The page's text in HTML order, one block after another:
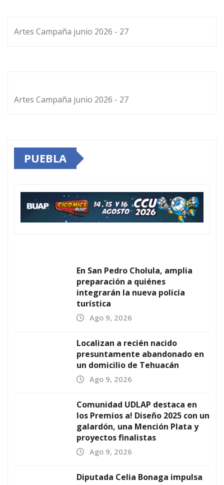
Artes Campaña junio 2026 - 27
Artes Campaña junio 2026 - 27
PUEBLA
En San Pedro Cholula, amplia
preparación a quiénes
integrarán la nueva policía
turística
Ago 9, 2026
Localizan a recién nacido
presuntamente abandonado en
un domicilio de Tehuacán
Ago 9, 2026
Comunidad UDLAP destaca en
los Premios a! Diseño 2025 con un
galardón, una Mención Plata y
proyectos finalistas
Ago 9, 2026
Diputada Celia Bonaga impulsa